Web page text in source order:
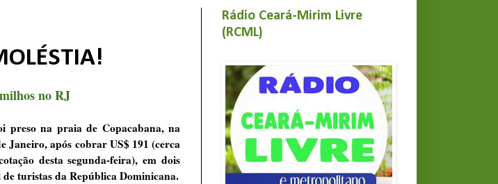
no RJ
preso na praia de Copacabana, na
Janeiro, após cobrar US$ 191 (cerca
desta segunda-feira), em dois
de turistas da República Dominicana.
Rádio Ceará-Mirim Livre
(RCML)